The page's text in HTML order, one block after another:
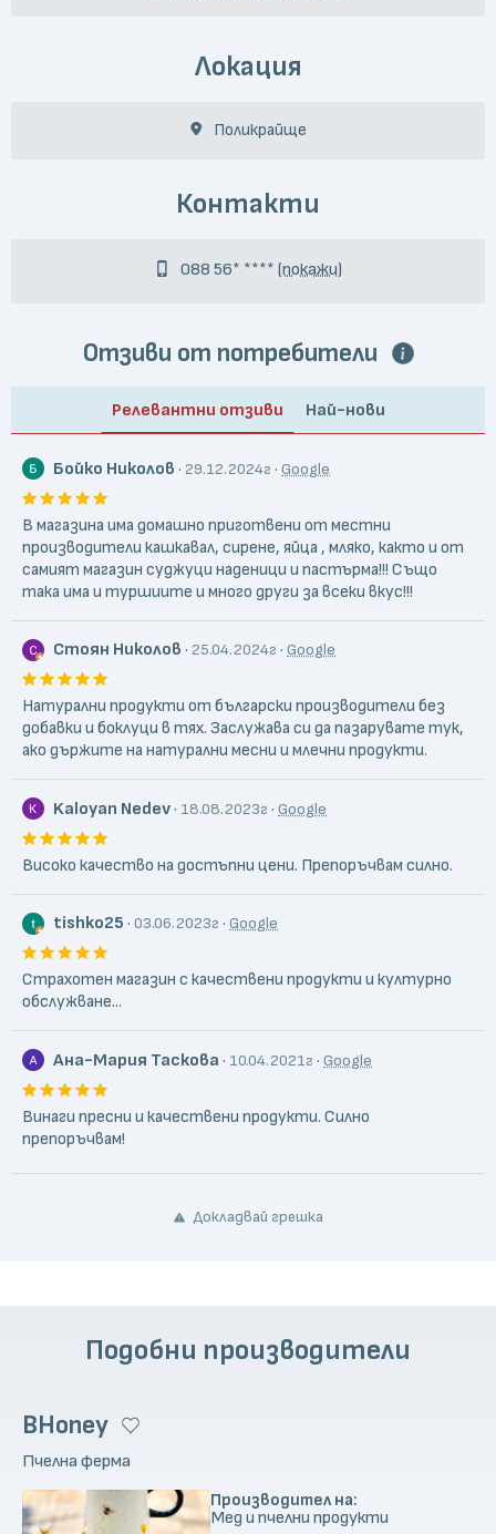
Локация
Поликрайще
Контакти
088 56* **** (покажи)
Отзиви от потребители
Релевантни отзиви Най-нови
Бойко Николов · 29.12.2024г · Google
В магазина има домашно приготвени от местни
производители кашкавал, сирене, яйца , мляко, както и от
самият магазин суджуци наденици и пастърма!!! Също
така има и туршиите и много други за всеки вкус!!!
Стоян Николов · 25.04.2024г · Google
Натурални продукти от български производители без
добавки и боклуци в тях. Заслужава си да пазарувате тук,
ако държите на натурални месни и млечни продукти.
Kaloyan Nedev· 18.08.2023г · Google
Високо качество на достъпни цени. Препоръчвам силно.
tishko25 · 03.06.2023г · Google
Страхотен магазин с качествени продукти и културно
обслужване...
Ана-Мария Таскова · 10.04.2021г · Google
Винаги пресни и качествени продукти. Силно
препоръчвам!
Докладвай грешка
Подобни производители
BHoney
Пчелна ферма
Производител на:
Мед и пчелни продукти